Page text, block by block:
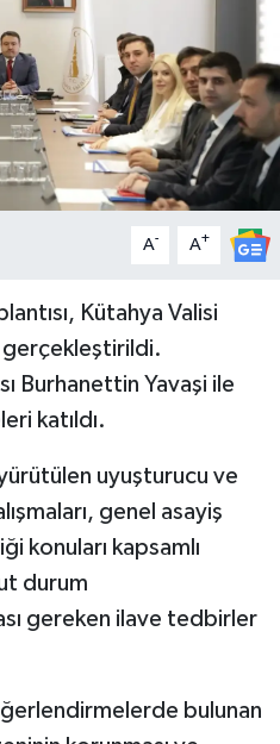
A- A+
Kütahya Valisi
gerçekleştirildi.
Burhanettin Yavaşi ile
katıldı.
uyuşturucu ve
genel asayiş
konuları kapsamlı
durum
gereken ilave tedbirler
bulunan